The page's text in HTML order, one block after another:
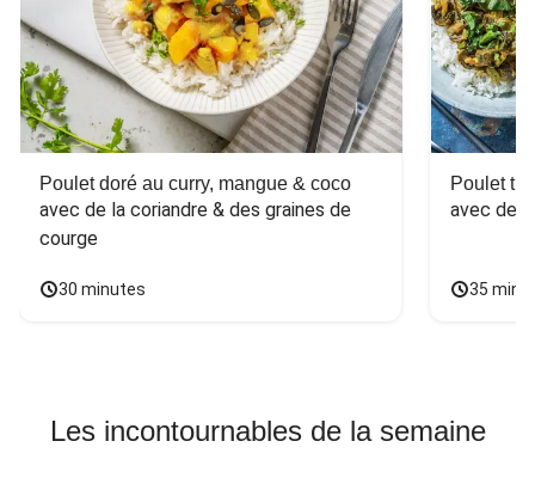
Poulet doré au curry, mangue & coco
avec de la coriandre & des graines de
courge
30 minutes
Poulet
avec des
35
Les incontournables de la semaine